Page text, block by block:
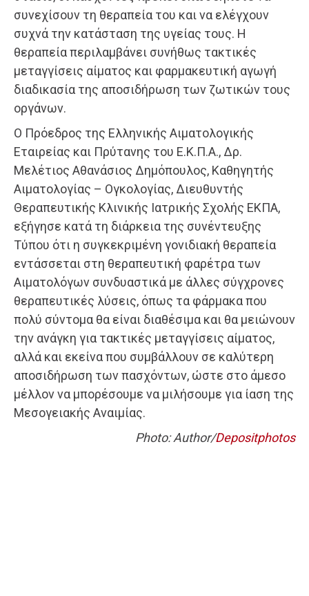
συνεχίσουν τη θεραπεία του και να ελέγχουν
συχνά την κατάσταση της υγείας τους. Η
θεραπεία περιλαμβάνει συνήθως τακτικές
μεταγγίσεις αίματος και φαρμακευτική αγωγή
διαδικασία της αποσιδήρωση των ζωτικών τους
οργάνων.
Ο Πρόεδρος της Ελληνικής Αιματολογικής
Εταιρείας και Πρύτανης του Ε.Κ.Π.Α., Δρ.
Μελέτιος Αθανάσιος Δημόπουλος, Καθηγητής
Αιματολογίας – Ογκολογίας, Διευθυντής
Θεραπευτικής Κλινικής Ιατρικής Σχολής ΕΚΠΑ,
εξήγησε κατά τη διάρκεια της συνέντευξης
Τύπου ότι η συγκεκριμένη γονιδιακή θεραπεία
εντάσσεται στη θεραπευτική φαρέτρα των
Αιματολόγων συνδυαστικά με άλλες σύγχρονες
θεραπευτικές λύσεις, όπως τα φάρμακα που
πολύ σύντομα θα είναι διαθέσιμα και θα μειώνουν
την ανάγκη για τακτικές μεταγγίσεις αίματος,
αλλά και εκείνα που συμβάλλουν σε καλύτερη
αποσιδήρωση των πασχόντων, ώστε στο άμεσο
μέλλον να μπορέσουμε να μιλήσουμε για ίαση της
Μεσογειακής Αναιμίας.
Photo: Author/Depositphotos